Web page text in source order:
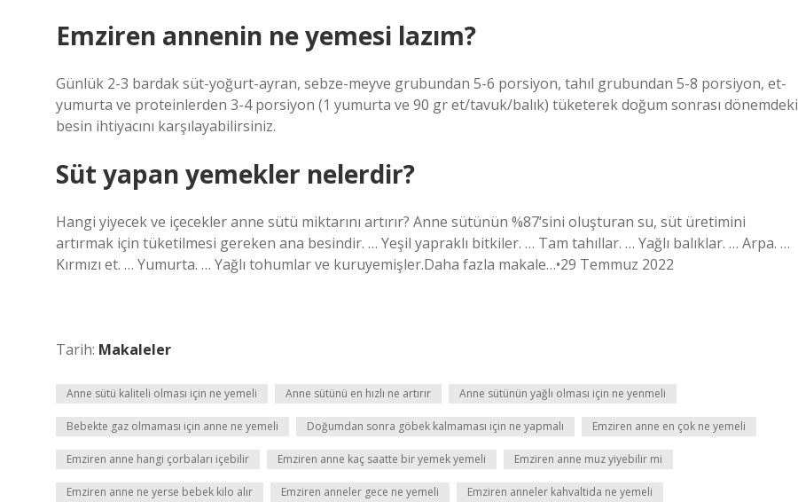
Emziren annenin ne yemesi lazım?
Günlük 2-3 bardak süt-yoğurt-ayran, sebze-meyve grubundan 5-6 porsiyon, tahıl grubundan 5-8 porsiyon, et-
yumurta ve proteinlerden 3-4 porsiyon (1 yumurta ve 90 gr et/tavuk/balık) tüketerek doğum sonrası dönemdeki
besin ihtiyacını karşılayabilirsiniz.
Süt yapan yemekler nelerdir?
Hangi yiyecek ve içecekler anne sütü miktarını artırır? Anne sütünün %87’sini oluşturan su, süt üretimini
artırmak için tüketilmesi gereken ana besindir. … Yeşil yapraklı bitkiler. … Tam tahıllar. … Yağlı balıklar. … Arpa. …
Kırmızı et. … Yumurta. … Yağlı tohumlar ve kuruyemişler.Daha fazla makale…•29 Temmuz 2022
Tarih: Makaleler
Anne sütü kaliteli olması için ne yemeli Anne sütünü en hızlı ne artırır Anne sütünün yağlı olması için ne yenmeli
Bebekte gaz olmaması için anne ne yemeli Doğumdan sonra göbek kalmaması için ne yapmalı Emziren anne en çok ne yemeli
Emziren anne hangi çorbaları içebilir Emziren anne kaç saatte bir yemek yemeli Emziren anne muz yiyebilir mi
Emziren anne ne yerse bebek kilo alır Emziren anneler gece ne yemeli Emziren anneler kahvaltida ne yemeli